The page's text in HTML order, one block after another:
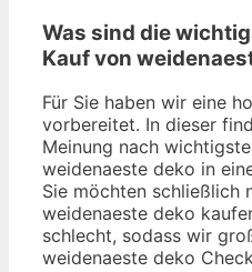
Was sind die
Kauf von
Für Sie haben wir eine
vorbereitet. In dieser
Meinung nach
weidenaeste deko in
Sie möchten schließlich
weidenaeste deko
schlecht, sodass wir
weidenaeste deko